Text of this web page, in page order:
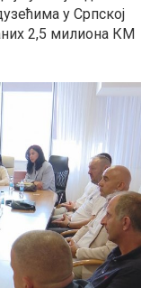
у Српској
2,5 милиона КМ